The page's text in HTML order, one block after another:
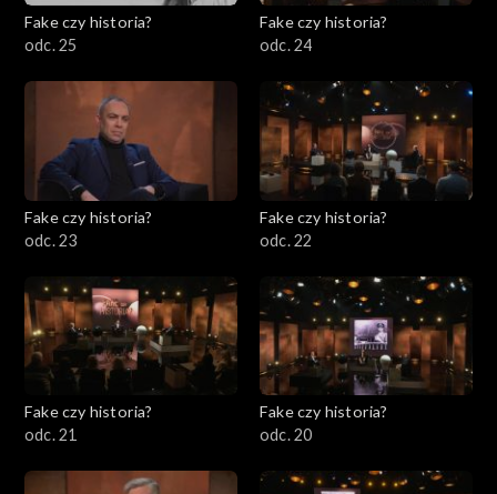
Fake czy historia?
odc. 25
Fake czy historia?
odc. 24
Fake czy historia?
odc. 23
Fake czy historia?
odc. 22
Fake czy historia?
odc. 21
Fake czy historia?
odc. 20